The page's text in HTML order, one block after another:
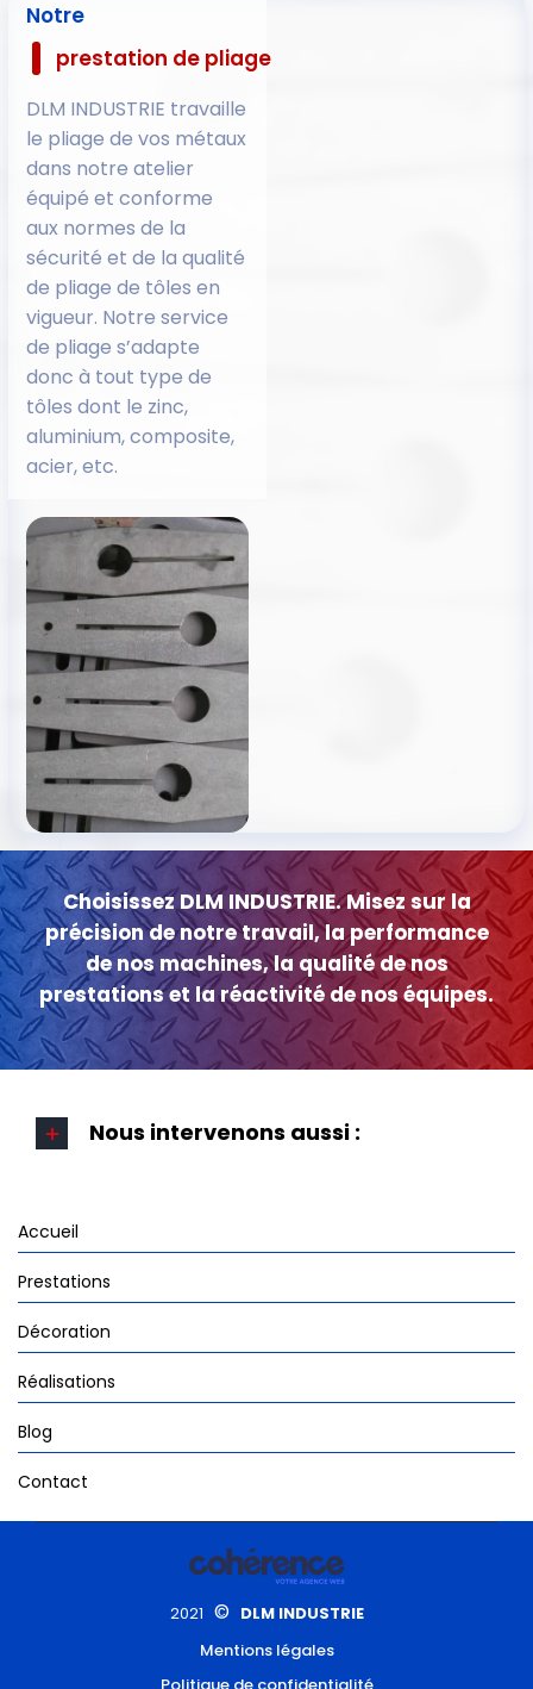
Notre
prestation de pliage
DLM INDUSTRIE travaille
le pliage de vos métaux
dans notre atelier
équipé et conforme
aux normes de la
sécurité et de la qualité
de pliage de tôles en
vigueur. Notre service
de pliage s’adapte
donc à tout type de
tôles dont le zinc,
aluminium, composite,
acier, etc.
Choisissez DLM INDUSTRIE. Misez sur la
précision de notre travail, la performance
de nos machines, la qualité de nos
prestations et la réactivité de nos équipes.
Nous intervenons aussi :
Accueil
Prestations
Décoration
Réalisations
Blog
Contact
2021 © DLM INDUSTRIE
Mentions légales